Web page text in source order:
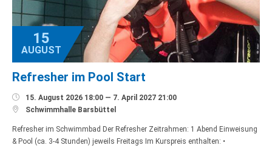
15
AUGUST
Refresher im Pool Start
 15. August 2026 18:00 — 7. April 2027 21:00
 Schwimmhalle Barsbüttel
Refresher im Schwimmbad Der Refresher Zeitrahmen: 1 Abend Einweisung
& Pool (ca. 3-4 Stunden) jeweils Freitags Im Kurspreis enthalten: •